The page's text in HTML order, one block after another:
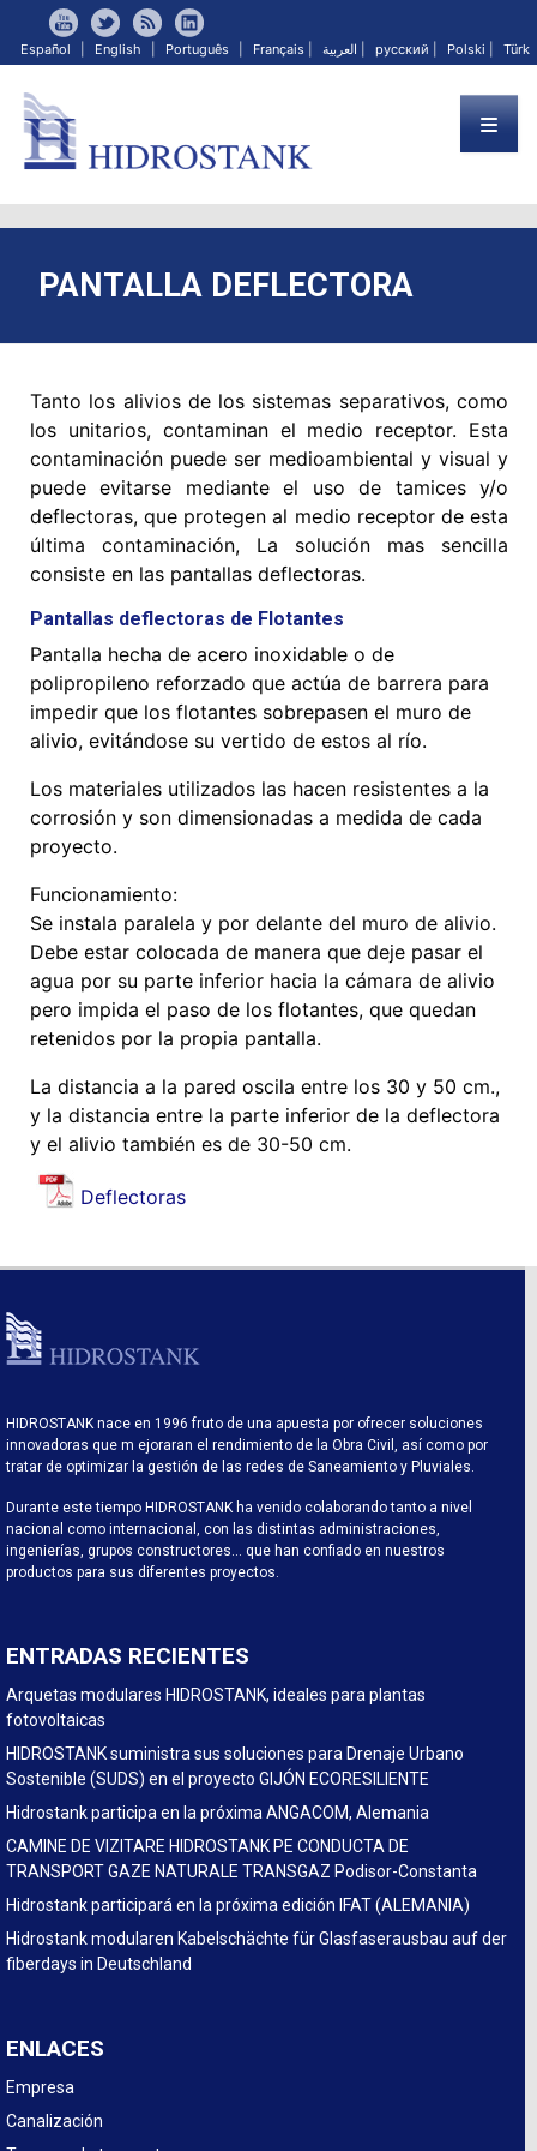
Español English Português Français العربية русский Polski Türk
PANTALLA DEFLECTORA
Tanto los alivios de los sistemas separativos, como
los unitarios, contaminan el medio receptor. Esta
contaminación puede ser medioambiental y visual y
puede evitarse mediante el uso de tamices y/o
deflectoras, que protegen al medio receptor de esta
última contaminación, La solución mas sencilla
consiste en las pantallas deflectoras.
Pantallas deflectoras de Flotantes
Pantalla hecha de acero inoxidable o de
polipropileno reforzado que actúa de barrera para
impedir que los flotantes sobrepasen el muro de
alivio, evitándose su vertido de estos al río.
Los materiales utilizados las hacen resistentes a la
corrosión y son dimensionadas a medida de cada
proyecto.
Funcionamiento:
Se instala paralela y por delante del muro de alivio.
Debe estar colocada de manera que deje pasar el
agua por su parte inferior hacia la cámara de alivio
pero impida el paso de los flotantes, que quedan
retenidos por la propia pantalla.
La distancia a la pared oscila entre los 30 y 50 cm.,
y la distancia entre la parte inferior de la deflectora
y el alivio también es de 30-50 cm.
Deflectoras
HIDROSTANK nace en 1996 fruto de una apuesta por ofrecer soluciones
innovadoras que m ejoraran el rendimiento de la Obra Civil, así como por
tratar de optimizar la gestión de las redes de Saneamiento y Pluviales.
Durante este tiempo HIDROSTANK ha venido colaborando tanto a nivel
nacional como internacional, con las distintas administraciones,
ingenierías, grupos constructores… que han confiado en nuestros
productos para sus diferentes proyectos.
ENTRADAS RECIENTES
Arquetas modulares HIDROSTANK, ideales para plantas
fotovoltaicas
HIDROSTANK suministra sus soluciones para Drenaje Urbano
Sostenible (SUDS) en el proyecto GIJÓN ECORESILIENTE
Hidrostank participa en la próxima ANGACOM, Alemania
CAMINE DE VIZITARE HIDROSTANK PE CONDUCTA DE
TRANSPORT GAZE NATURALE TRANSGAZ Podisor-Constanta
Hidrostank participará en la próxima edición IFAT (ALEMANIA)
Hidrostank modularen Kabelschächte für Glasfaserausbau auf der
fiberdays in Deutschland
ENLACES
Empresa
Canalización